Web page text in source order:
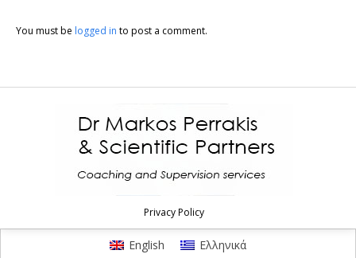
You must be logged in to post a comment.
Privacy Policy
English Ελληνικά